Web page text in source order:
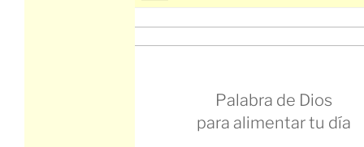
Palabra de Dios
para alimentar tu día